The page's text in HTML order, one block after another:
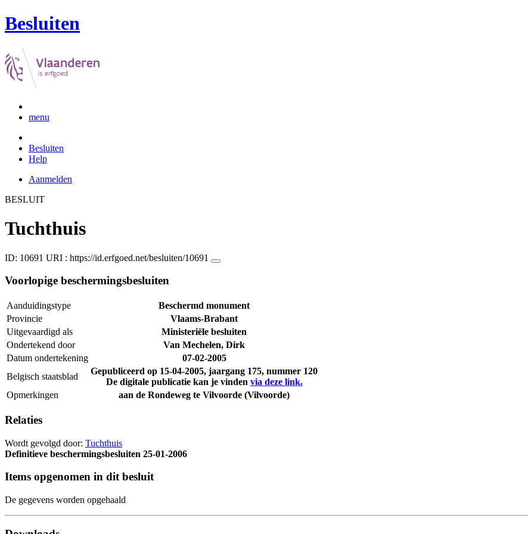
Besluiten
menu
Besluiten
Help
Aanmelden
BESLUIT
Tuchthuis
ID: 10691 URI : https://id.erfgoed.net/besluiten/10691
Voorlopige beschermingsbesluiten
Aanduidingstype
Beschermd monument
Provincie
Vlaams-Brabant
Uitgevaardigd als
Ministeriële besluiten
Ondertekend door
Van Mechelen, Dirk
Datum ondertekening
07-02-2005
Belgisch staatsblad
Gepubliceerd op 15-04-2005, jaargang 175, nummer 120
De digitale publicatie kan je vinden via deze link.
Opmerkingen
aan de Rondeweg te Vilvoorde (Vilvoorde)
Relaties
Wordt gevolgd door: Tuchthuis
Definitieve beschermingsbesluiten 25-01-2006
Items opgenomen in dit besluit
De gegevens worden opgehaald